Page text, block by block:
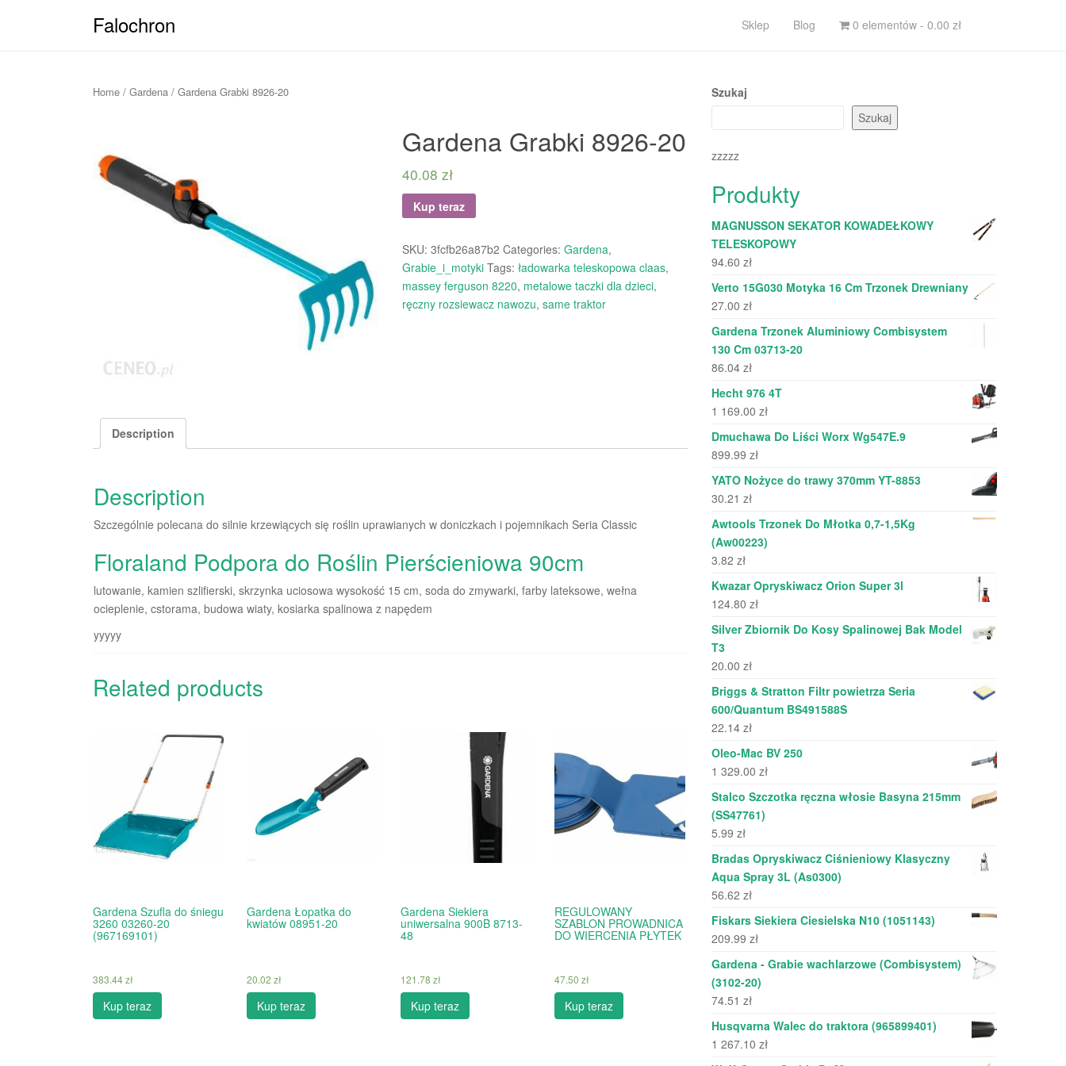
Falochron Sklep Blog 0 elementów - 0.00 zł
Home / Gardena / Gardena Grabki 8926-20
Gardena Grabki 8926-20
40.08 zł
Kup teraz
SKU: 3fcfb26a87b2 Categories: Gardena,
Grabie_i_motyki Tags: ładowarka teleskopowa claas,
massey ferguson 8220, metalowe taczki dla dzieci,
ręczny rozsiewacz nawozu, same traktor
Description
Description
Szczególnie polecana do silnie krzewiących się roślin uprawianych w doniczkach i pojemnikach Seria Classic
Floraland Podpora do Roślin Pierścieniowa 90cm
lutowanie, kamien szlifierski, skrzynka uciosowa wysokość 15 cm, soda do zmywarki, farby lateksowe, wełna
ocieplenie, cstorama, budowa wiaty, kosiarka spalinowa z napędem
yyyyy
Related products
Gardena Szufla do śniegu
3260 03260-20
(967169101)
383.44zł
Kup teraz
Gardena Łopatka do
kwiatów 08951-20
20.02 zł
Kup teraz
Gardena Siekiera
uniwersalna 900B 8713-
48
121.78 zł
Kup teraz
REGULOWANY
SZABLON PROWADNICA
DO WIERCENIA PŁYTEK
47.50 zł
Kup teraz
Szukaj
Szukaj
zzzzz
Produkty
MAGNUSSON SEKATOR KOWADEŁKOWY
TELESKOPOWY
94.60 zł
Verto 15G030 Motyka 16 Cm Trzonek Drewniany
27.00 zł
Gardena Trzonek Aluminiowy Combisystem
130 Cm 03713-20
86.04 zł
Hecht 976 4T
1 169.00 zł
Dmuchawa Do Liści Worx Wg547E.9
899.99 zł
YATO Nożyce do trawy 370mm YT-8853
30.21 zł
Awtools Trzonek Do Młotka 0,7-1,5Kg
(Aw00223)
3.82 zł
Kwazar Opryskiwacz Orion Super 3l
124.80 zł
Silver Zbiornik Do Kosy Spalinowej Bak Model
T3
20.00 zł
Briggs & Stratton Filtr powietrza Seria
600/Quantum BS491588S
22.14 zł
Oleo-Mac BV 250
1 329.00 zł
Stalco Szczotka ręczna włosie Basyna 215mm
(SS47761)
5.99 zł
Bradas Opryskiwacz Ciśnieniowy Klasyczny
Aqua Spray 3L (As0300)
56.62 zł
Fiskars Siekiera Ciesielska N10 (1051143)
209.99 zł
Gardena - Grabie wachlarzowe (Combisystem)
(3102-20)
74.51 zł
Husqvarna Walec do traktora (965899401)
1 267.10 zł